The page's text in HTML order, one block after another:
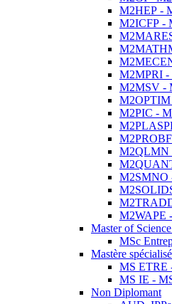
M2HEP -
M2ICFP -
M2MPRI -
M2MSV -
M2OPTIM
M2PIC -
M2QLMN
M2SMNO
M2WAPE
Master of
MSc
Mastère
MS ETRE
MS IE -
Non Diplomant